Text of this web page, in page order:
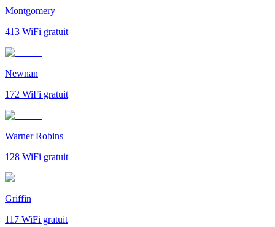
Montgomery
413 WiFi gratuit
Newnan
172 WiFi gratuit
Warner Robins
128 WiFi gratuit
Griffin
117 WiFi gratuit